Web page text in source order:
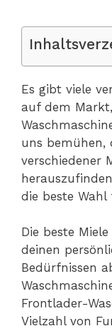
Es gibt viele
auf dem
uns bemühen,
verschiedener
die beste
Die beste
deinen
Bedürfnissen
Frontlader-
Vielzahl von